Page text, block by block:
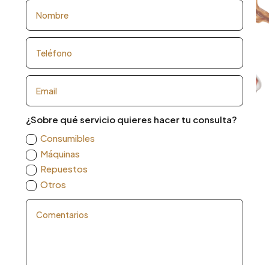
¿Sobre qué servicio quieres hacer tu consulta?
Consumibles
Máquinas
Repuestos
Otros